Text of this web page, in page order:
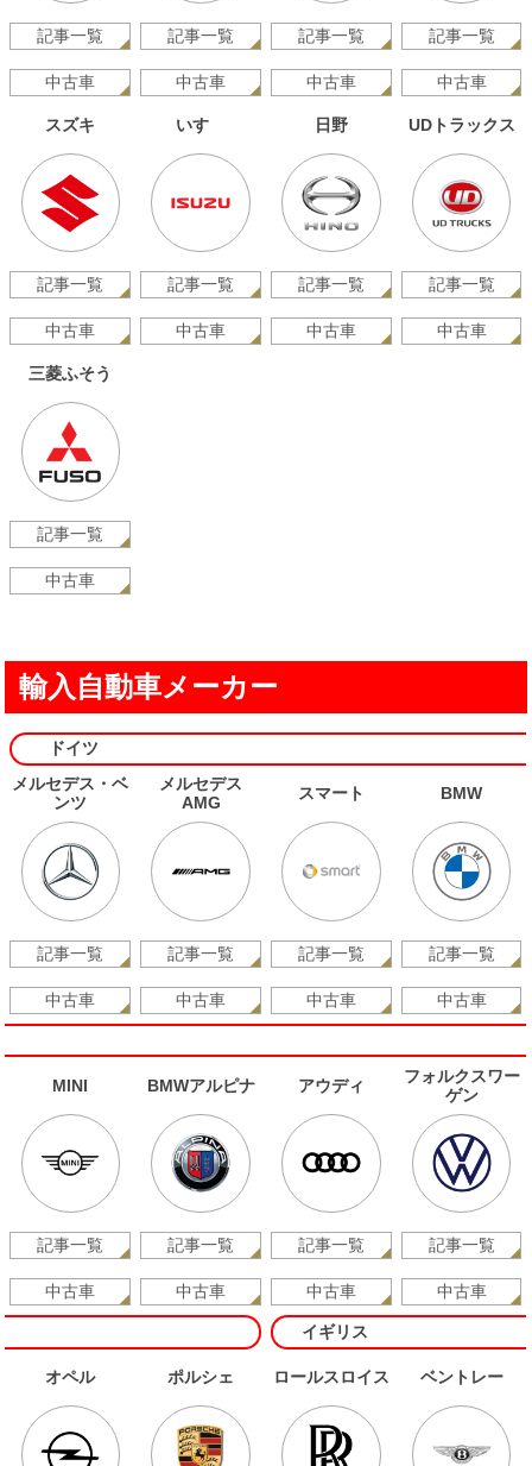
記事一覧
中古車
記事一覧
中古車
記事一覧
中古車
記事一覧
中古車
スズキ
記事一覧
中古車
いすゞ
記事一覧
中古車
日野
記事一覧
中古車
UDトラックス
記事一覧
中古車
三菱ふそう
記事一覧
中古車
輸入自動車メーカー
ドイツ
メルセデス・ベ
ンツ
記事一覧
中古車
メルセデス
AMG
記事一覧
中古車
スマート
記事一覧
中古車
BMW
記事一覧
中古車
MINI
記事一覧
中古車
BMWアルピナ
記事一覧
中古車
アウディ
記事一覧
中古車
フォルクスワー
ゲン
記事一覧
中古車
オペル ポルシェ
イギリス
ロールスロイス ベントレー